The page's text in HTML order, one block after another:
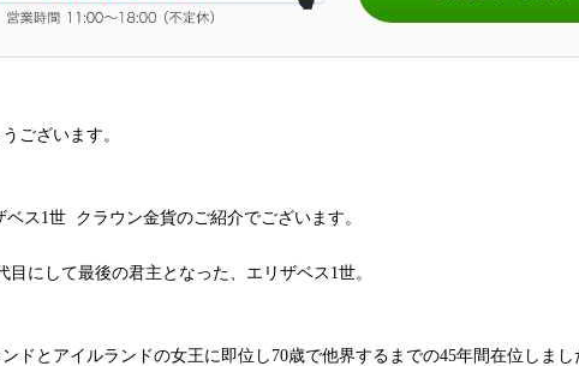
ございます。
ベス1世 クラウン金貨​のご紹介でございます。
目にして最後の君主となった、エリザベス1世。
ドとアイルランドの女王に即位し70歳で他界するまでの45年間在位しまし